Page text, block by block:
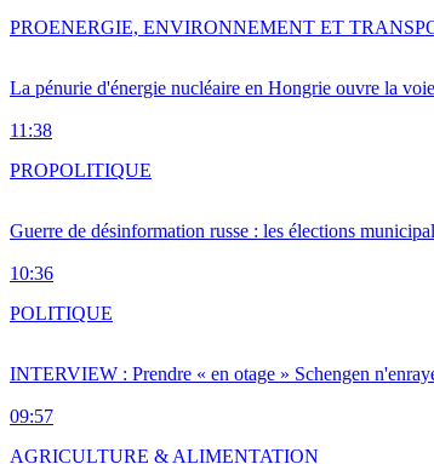
La pénurie d'énergie nucléaire en Hongrie ouvre la
11:38
PROENERGIE, ENVIRONNEMENT ET
Guerre de désinformation russe : les élections
10:36
PROPOLITIQUE
INTERVIEW : Prendre « en otage » Schengen
09:57
POLITIQUE
AGRICULTURE & ALIMENTATION